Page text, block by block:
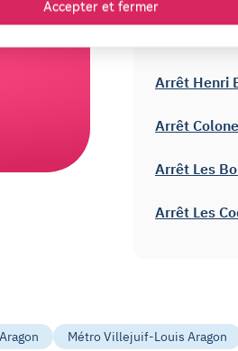
Arrêt Henri
Arrêt
Arrêt Les
Arrêt Les
Métro Villejuif-Louis Aragon
Accepter et fermer